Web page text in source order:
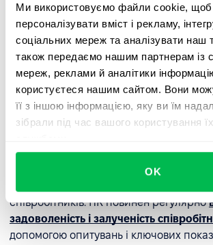
Ми використовуємо файли cookie, щоб
персоналізувати вміст і рекламу,
соціальних мереж та аналізувати наш
також передаємо нашим партнерам із
мереж, реклами й аналітики
користуєтеся нашим сайтом. Вони
її з іншою інформацією, яку ви їм
зібрали під час вашого користування
OK
Автентичність може бути посилена за
розповідей про історії успіху
на робочому місці та повсякденний
ярмарках вакансій і галузевих
підвищує впізнаваність бренду
полегшуючи взаємодію з
співробітників і
співробітників. HR повинен регулярно
задоволеність і залученість
допомогою опитувань і ключових